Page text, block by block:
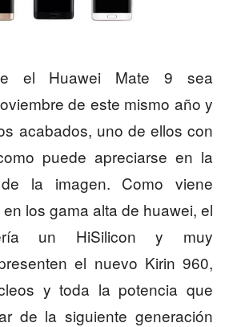
el Huawei Mate 9 sea
de este mismo año y
acabados, uno de ellos con
puede apreciarse en la
la imagen. Como viene
los gama alta de huawei, el
un HiSilicon y muy
el nuevo Kirin 960,
y toda la potencia que
de la siguiente generación